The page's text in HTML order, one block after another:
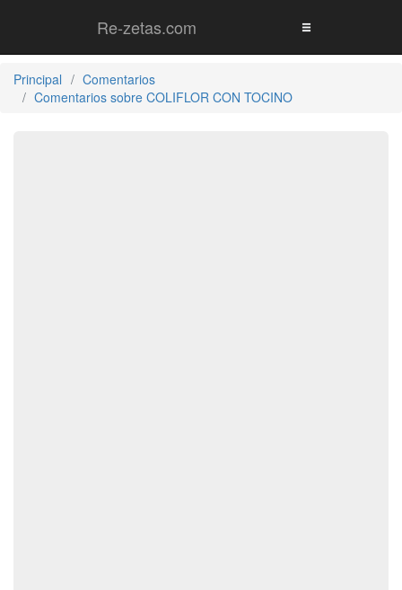
Re-zetas.com
Principal
Comentarios
Comentarios sobre COLIFLOR CON TOCINO